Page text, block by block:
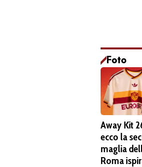
Foto
Away Kit
ecco la
maglia
Roma